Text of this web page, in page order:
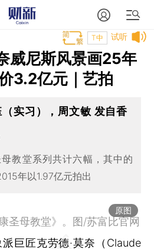
试听
T中
威尼斯风景画25年
3.2亿元｜艺拍
实习），周文敏 发自香
教堂系列共计六幅，其中的
年以1.97亿元拍出
原图
圣母教堂》。图/苏富比官网
派巨匠克劳德·莫奈（Claude